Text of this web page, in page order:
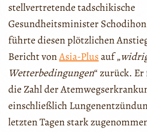
stellvertretende tadschikische
Gesundheitsminister
führte diesen plötzlichen
Bericht vonAsia-Plusauf „
Wetterbedingungen“ zurück.
die Zahl der
einschließlich
letzten Tagen stark